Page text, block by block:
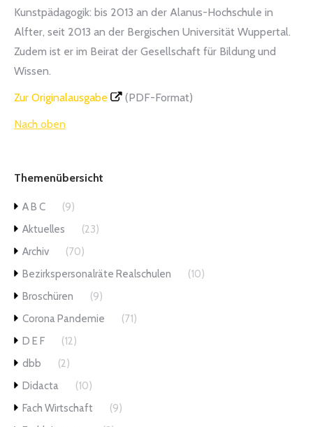
Kunstpädagogik: bis 2013 an der Alanus-Hochschule in
Alfter, seit 2013 an der Bergischen Universität Wuppertal.
Zudem ist er im Beirat der Gesellschaft für Bildung und
Wissen.
Zur Originalausgabe
(PDF-Format)
Nach oben
Themenübersicht
A B C
(9)
Aktuelles
(23)
Archiv
(70)
Bezirkspersonalräte Realschulen
(10)
Broschüren
(9)
Corona Pandemie
(71)
D E F
(12)
dbb
(2)
Didacta
(10)
Fach Wirtschaft
(9)